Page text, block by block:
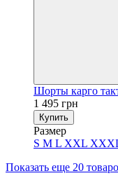
Шорты карго
1 495 грн
Купить
Размер
S M L XXL
Показать еще 20